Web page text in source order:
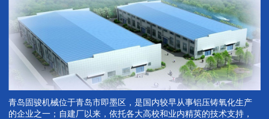
青岛固骏机械位于青岛市即墨区，是国内较早从事铝压铸氧化生产
的企业之一；自建厂以来，依托各大高校和业内精英的技术支持，